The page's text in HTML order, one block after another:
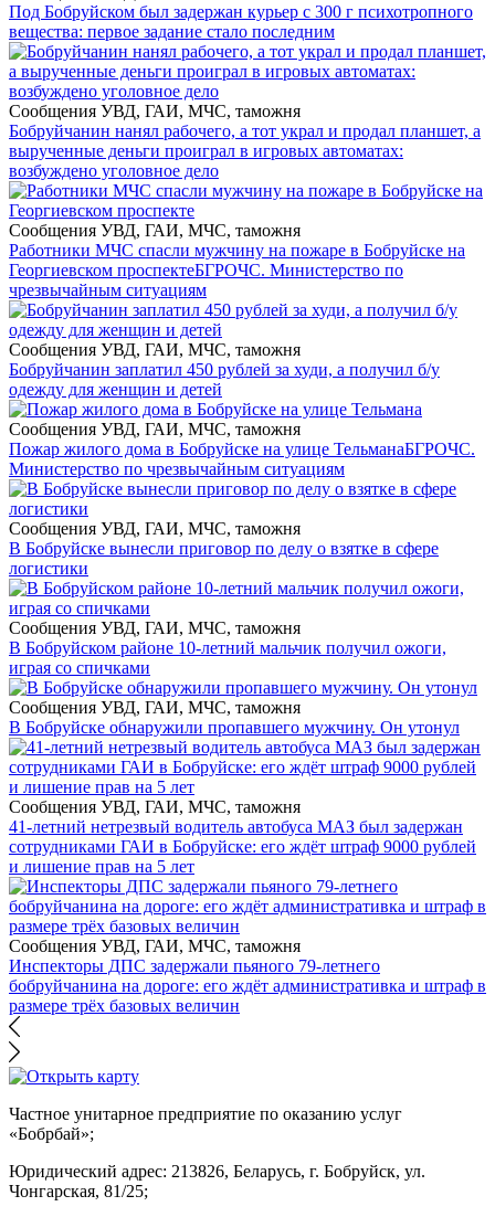
Под Бобруйском был задержан курьер с 300 г психотропного
вещества: первое задание стало последним
Сообщения УВД, ГАИ, МЧС, таможня
Бобруйчанин нанял рабочего, а тот украл и продал планшет, а
вырученные деньги проиграл в игровых автоматах:
возбуждено уголовное дело
Сообщения УВД, ГАИ, МЧС, таможня
Работники МЧС спасли мужчину на пожаре в Бобруйске на
Георгиевском проспектеБГРОЧС. Министерство по
чрезвычайным ситуациям
Сообщения УВД, ГАИ, МЧС, таможня
Бобруйчанин заплатил 450 рублей за худи, а получил б/у
одежду для женщин и детей
Сообщения УВД, ГАИ, МЧС, таможня
Пожар жилого дома в Бобруйске на улице ТельманаБГРОЧС.
Министерство по чрезвычайным ситуациям
Сообщения УВД, ГАИ, МЧС, таможня
В Бобруйске вынесли приговор по делу о взятке в сфере
логистики
Сообщения УВД, ГАИ, МЧС, таможня
В Бобруйском районе 10-летний мальчик получил ожоги,
играя со спичками
Сообщения УВД, ГАИ, МЧС, таможня
В Бобруйске обнаружили пропавшего мужчину. Он утонул
Сообщения УВД, ГАИ, МЧС, таможня
41-летний нетрезвый водитель автобуса МАЗ был задержан
сотрудниками ГАИ в Бобруйске: его ждёт штраф 9000 рублей
и лишение прав на 5 лет
Сообщения УВД, ГАИ, МЧС, таможня
Инспекторы ДПС задержали пьяного 79-летнего
бобруйчанина на дороге: его ждёт административка и штраф в
размере трёх базовых величин
Частное унитарное предприятие по оказанию услуг
«Бобрбай»;
Юридический адрес: 213826, Беларусь, г. Бобруйск, ул.
Чонгарская, 81/25;